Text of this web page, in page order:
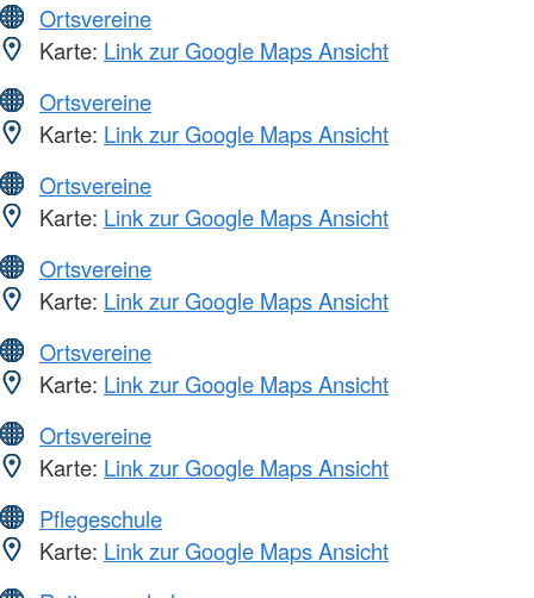
Ortsvereine
Karte: Link zur Google Maps Ansicht
Ortsvereine
Karte: Link zur Google Maps Ansicht
Ortsvereine
Karte: Link zur Google Maps Ansicht
Ortsvereine
Karte: Link zur Google Maps Ansicht
Ortsvereine
Karte: Link zur Google Maps Ansicht
Ortsvereine
Karte: Link zur Google Maps Ansicht
Pflegeschule
Karte: Link zur Google Maps Ansicht